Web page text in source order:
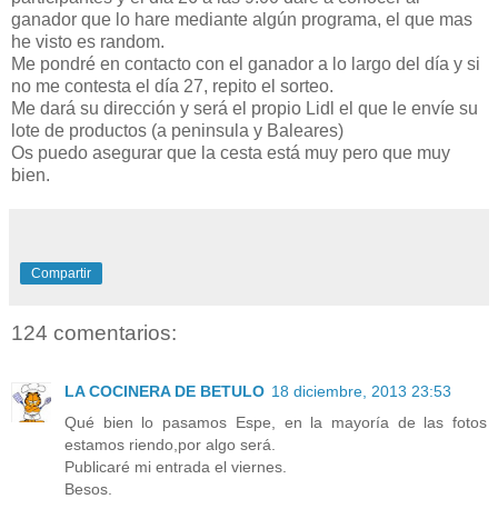
ganador que lo hare mediante algún programa, el que mas
he visto es random.
Me pondré en contacto con el ganador a lo largo del día y si
no me contesta el día 27, repito el sorteo.
Me dará su dirección y será el propio Lidl el que le envíe su
lote de productos (a peninsula y Baleares)
Os puedo asegurar que la cesta está muy pero que muy
bien.
Compartir
124 comentarios:
LA COCINERA DE BETULO 18 diciembre, 2013 23:53
Qué bien lo pasamos Espe, en la mayoría de las fotos
estamos riendo,por algo será.
Publicaré mi entrada el viernes.
Besos.